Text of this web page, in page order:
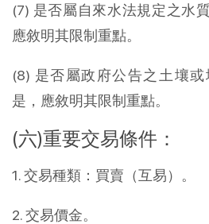
(7) 是否屬自來水法規定之水
應敘明其限制重點。
(8) 是否屬政府公告之土壤
是，應敘明其限制重點。
(六)重要交易條件：
1. 交易種類：買賣（互易）。
2. 交易價金。